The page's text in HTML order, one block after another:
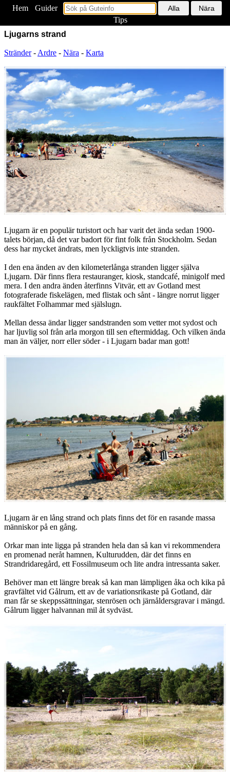
Hem
Guider
Tips
Ljugarns strand
Stränder- Ardre - Nära - Karta
Ljugarn är en populär turistort och har varit det ända sedan 1900-
talets början, då det var badort för fint folk från Stockholm. Sedan
dess har mycket ändrats, men lyckligtvis inte stranden.
I den ena änden av den kilometerlånga stranden ligger själva
Ljugarn. Där finns flera restauranger, kiosk, standcafé, minigolf med
mera. I den andra änden återfinns Vitvär, ett av Gotland mest
fotograferade fiskelägen, med flistak och sånt - längre norrut ligger
raukfältet Folhammar med själslugn.
Mellan dessa ändar ligger sandstranden som vetter mot sydost och
har ljuvlig sol från arla morgon till sen eftermiddag. Och vilken ända
man än väljer, norr eller söder - i Ljugarn badar man gott!
Ljugarn är en lång strand och plats finns det för en rasande massa
människor på en gång.
Orkar man inte ligga på stranden hela dan så kan vi rekommendera
en promenad neråt hamnen, Kulturudden, där det finns en
Strandridaregård, ett Fossilmuseum och lite andra intressanta saker.
Behöver man ett längre break så kan man lämpligen åka och kika på
gravfältet vid Gålrum, ett av de variationsrikaste på Gotland, där
man får se skeppssättningar, stenrösen och järnåldersgravar i mängd.
Gålrum ligger halvannan mil åt sydväst.